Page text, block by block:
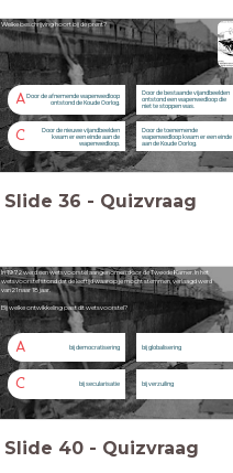
Welke beschrijving hoort bij de prent?
A Door de afnemende wapenwedloop
ontstond de Koude Oorlog.
Door de bestaande vijandbeelden
ontstond een wapenwedloop die
niet te stoppen was.
C
Door de nieuwe vijandbeelden
kwam er een einde aan de
wapenwedloop.
Door de toenemende
wapenwedloop kwam er een einde
aan de Koude Oorlog.
Slide 36 - Quizvraag
In 1972 werd een wetsvoorstel aangenomen door de Tweede Kamer. In het
wetsvoorstel stond dat de leeftijd waarop je mocht stemmen, verlaagd werd
van 21 naar 18 jaar.
Bij welke ontwikkeling past dit wetsvoorstel?
A bij democratisering bij globalisering
C bij secularisatie bij verzuiling
Slide 40 - Quizvraag